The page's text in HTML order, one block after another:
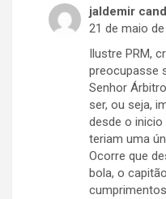
jaldemir
21 de maio
Ilustre PRM,
preocupasse
Senhor
ser, ou seja,
desde o
teriam uma
Ocorre que
bola, o